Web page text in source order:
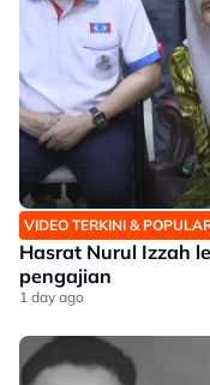
VIDEO TERKINI &
Hasrat Nurul Izzah
pengajian
1 day ago